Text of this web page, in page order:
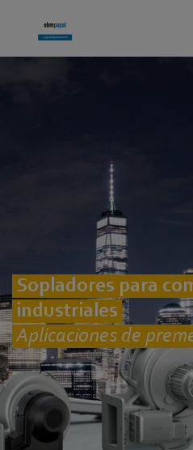
Sopladores para
industriales
Aplicaciones de